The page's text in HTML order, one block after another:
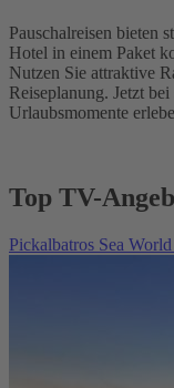
Pauschalreisen bieten
Hotel in einem Paket
Nutzen Sie attraktive
Reiseplanung. Jetzt
Urlaubsmomente
Top TV-
Pickalbatros Sea